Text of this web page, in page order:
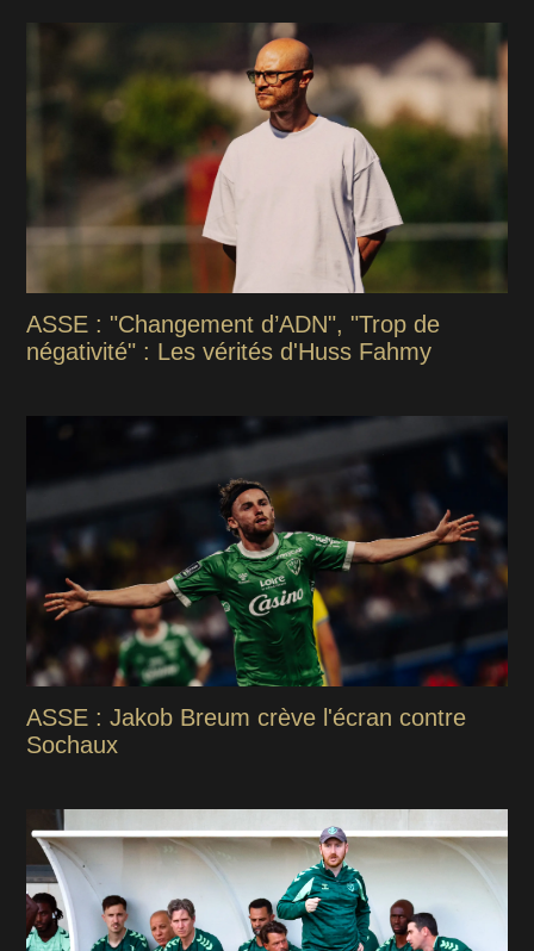
ASSE : "Changement d’ADN", "Trop de
négativité" : Les vérités d'Huss Fahmy
ASSE : Jakob Breum crève l'écran contre
Sochaux